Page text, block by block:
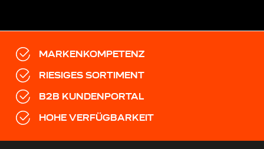
MARKENKOMPETENZ
RIESIGES SORTIMENT
B2B KUNDENPORTAL
HOHE VERFÜGBARKEIT